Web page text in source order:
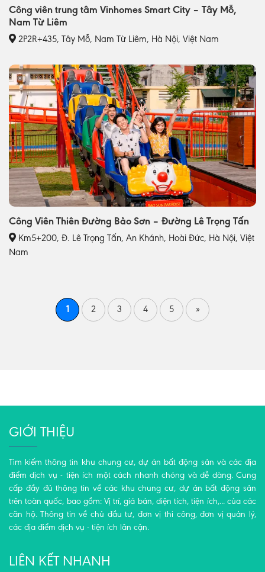
Công viên trung tâm Vinhomes Smart City – Tây Mỗ,
Nam Từ Liêm
2P2R+435, Tây Mỗ, Nam Từ Liêm, Hà Nội, Việt Nam
Công Viên Thiên Đường Bảo Sơn – Đường Lê Trọng Tấn
Km5+200, Đ. Lê Trọng Tấn, An Khánh, Hoài Đức, Hà Nội, Việt
Nam
1 2 3 4 5 »
GIỚI THIỆU
Tìm kiếm thông tin khu chung cư, dự án bất động sản và các địa
điểm dịch vụ - tiện ích một cách nhanh chóng và dễ dàng. Cung
cấp đầy đủ thông tin về các khu chung cư, dự án bất động sản
trên toàn quốc, bao gồm: Vị trí, giá bán, diện tích, tiện ích,... của các
căn hộ. Thông tin về chủ đầu tư, đơn vị thi công, đơn vị quản lý,
các địa điểm dịch vụ - tiện ích lân cận.
LIÊN KẾT NHANH